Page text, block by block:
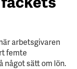
arbetsgivaren
femte
något sätt om lön.